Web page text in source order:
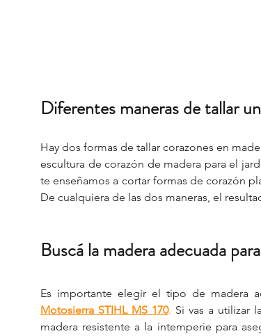
Diferentes maneras de tallar
Hay dos formas de tallar corazones en
escultura de corazón de madera para el
te enseñamos a cortar formas de corazón
De cualquiera de las dos maneras, el
Buscá la madera adecuada
Motosierra STIHL MS 170. Si vas a utilizar
madera resistente a la intemperie para